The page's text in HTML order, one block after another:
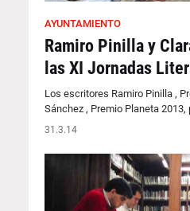
AYUNTAMIENTO
Ramiro Pinilla y
las XI Jornadas
Los escritores Ramiro Pinilla ,
Sánchez , Premio Planeta 2013,
31.3.14